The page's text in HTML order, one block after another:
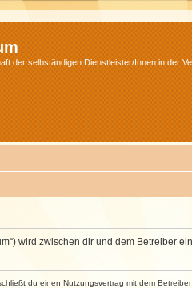
der selbständigen Dienstleister/Innen in der
wird zwischen dir und dem Betreiber
du einen Nutzungsvertrag mit dem